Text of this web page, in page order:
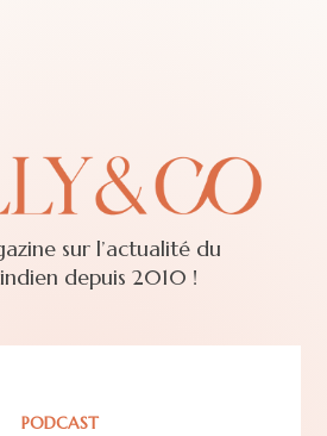
sur l’actualité du
depuis 2010 !
PODCAST